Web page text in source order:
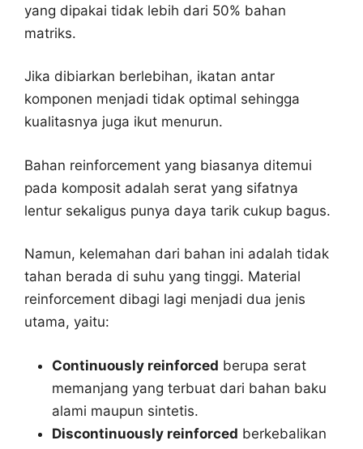
yang dipakai tidak lebih dari 50% bahan
matriks.
Jika dibiarkan berlebihan, ikatan antar
komponen menjadi tidak optimal sehingga
kualitasnya juga ikut menurun.
Bahan reinforcement yang biasanya ditemui
pada komposit adalah serat yang sifatnya
lentur sekaligus punya daya tarik cukup bagus.
Namun, kelemahan dari bahan ini adalah tidak
tahan berada di suhu yang tinggi. Material
reinforcement dibagi lagi menjadi dua jenis
utama, yaitu:
Continuously reinforced berupa serat
memanjang yang terbuat dari bahan baku
alami maupun sintetis.
Discontinuously reinforced berkebalikan